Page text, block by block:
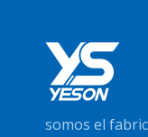
somos el